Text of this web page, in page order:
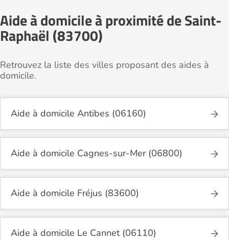
Aide à domicile à proximité de Saint-
Raphaël (83700)
Retrouvez la liste des villes proposant des aides à
domicile.
Aide à domicile Antibes (06160)
Aide à domicile Cagnes-sur-Mer (06800)
Aide à domicile Fréjus (83600)
Aide à domicile Le Cannet (06110)